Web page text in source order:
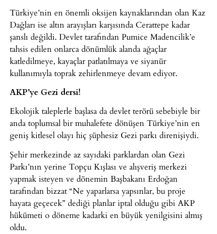
Türkiye’nin en önemli oksijen kaynaklarından olan Kaz
Dağları ise altın arayışları karşısında Cerattepe kadar
şanslı değildi. Devlet tarafından Pumice Madencilik’e
tahsis edilen onlarca dönümlük alanda ağaçlar
katledilmeye, kayaçlar patlatılmaya ve siyanür
kullanımıyla toprak zehirlenmeye devam ediyor.
AKP’ye Gezi dersi!
Ekolojik taleplerle başlasa da devlet terörü sebebiyle bir
anda toplumsal bir muhalefete dönüşen Türkiye’nin en
geniş kitlesel olayı hiç şüphesiz Gezi parkı direnişiydi.
Şehir merkezinde az sayıdaki parklardan olan Gezi
Parkı’nın yerine Topçu Kışlası ve alışveriş merkezi
yapmak isteyen ve dönemin Başbakanı Erdoğan
tarafından bizzat “Ne yaparlarsa yapsınlar, bu proje
hayata geçecek” dediği planlar iptal olduğu gibi AKP
hükümeti o döneme kadarki en büyük yenilgisini almış
oldu.